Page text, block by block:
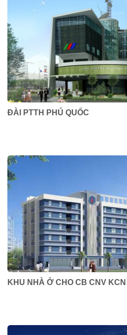
ĐÀI PTTH PHÚ QUỐC
KHU NHÀ Ở CHO CB CNV